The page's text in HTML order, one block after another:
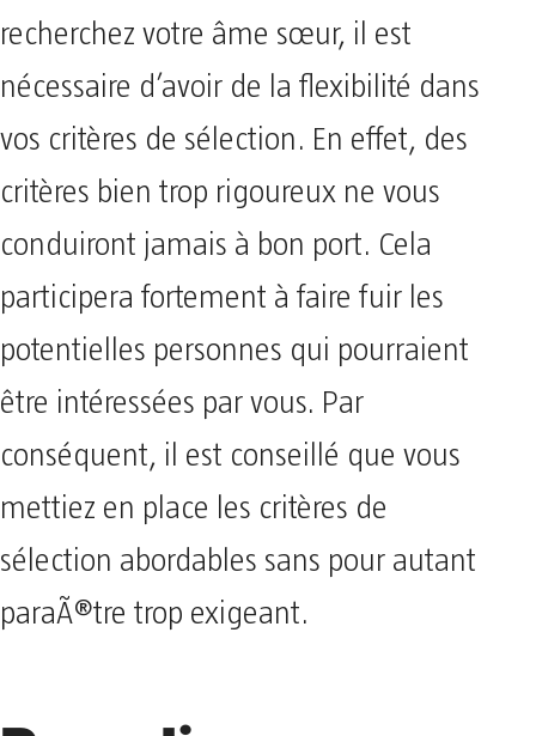
recherchez votre âme sœur, il est
nécessaire d’avoir de la flexibilité dans
vos critères de sélection. En effet, des
critères bien trop rigoureux ne vous
conduiront jamais à bon port. Cela
participera fortement à faire fuir les
potentielles personnes qui pourraient
être intéressées par vous. Par
conséquent, il est conseillé que vous
mettiez en place les critères de
sélection abordables sans pour autant
paraÃ®tre trop exigeant.